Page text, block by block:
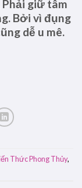
giữ tâm
Bởi vì đụng
dễ u mê.
Thức Phong Thủy,